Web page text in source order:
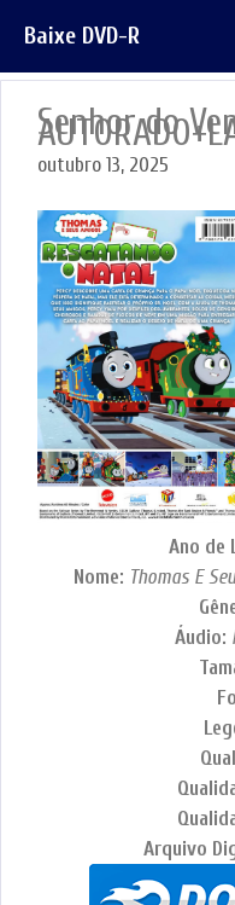
para
o
conteúdo
Baixe DVD-R
Senhor do
outubro 13, 2025
Ano de
Nome: Thomas E
Áudio:
Arquivo